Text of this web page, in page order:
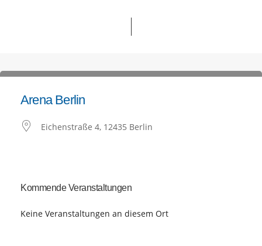
Arena Berlin
Eichenstraße 4, 12435 Berlin
Kommende Veranstaltungen
Keine Veranstaltungen an diesem Ort